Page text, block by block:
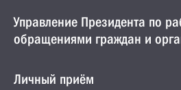
Управление Президента по
обращениями граждан и
Личный приём